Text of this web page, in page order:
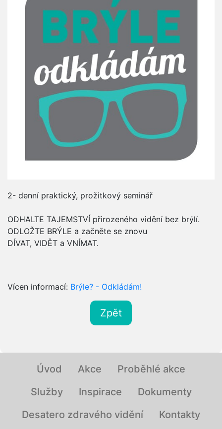
2- denní praktický, prožitkový seminář
ODHALTE TAJEMSTVÍ přirozeného vidění bez brýlí.
ODLOŽTE BRÝLE a začněte se znovu
DÍVAT, VIDĚT a VNÍMAT.
Vícen informací: Brýle? - Odkládám!
Zpět
Úvod Akce
Proběhlé akce
Služby
Inspirace
Dokumenty
Desatero zdravého vidění
Kontakty